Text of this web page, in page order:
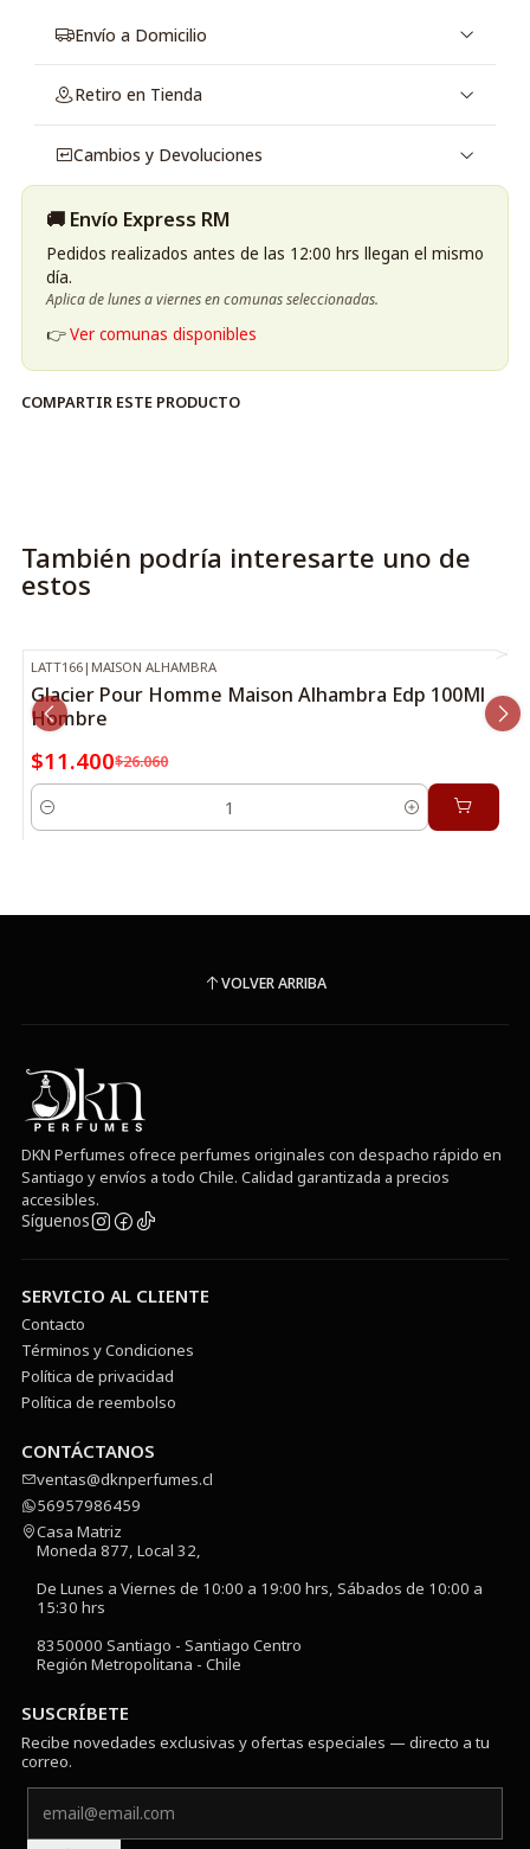
Envío a Domicilio
Retiro en Tienda
Cambios y Devoluciones
🚚 Envío Express RM
Pedidos realizados antes de las 12:00 hrs llegan el mismo
día.
Aplica de lunes a viernes en comunas seleccionadas.
👉Ver comunas disponibles
COMPARTIR ESTE PRODUCTO
También podría interesarte uno de
estos
-56%OFF
LATT166 | MAISON ALHAMBRA
Glacier Pour Homme Maison Alhambra Edp 100Ml
Hombre
$11.400$26.060
Cantidad
VOLVER ARRIBA
DKN Perfumes ofrece perfumes originales con despacho rápido en
Santiago y envíos a todo Chile. Calidad garantizada a precios
accesibles.
Síguenos
SERVICIO AL CLIENTE
Contacto
Términos y Condiciones
Política de privacidad
Política de reembolso
CONTÁCTANOS
ventas@dknperfumes.cl
56957986459
Casa Matriz
Moneda 877, Local 32,
De Lunes a Viernes de 10:00 a 19:00 hrs, Sábados de 10:00 a
15:30 hrs
8350000 Santiago - Santiago Centro
Región Metropolitana - Chile
SUSCRÍBETE
Recibe novedades exclusivas y ofertas especiales — directo a tu
correo.